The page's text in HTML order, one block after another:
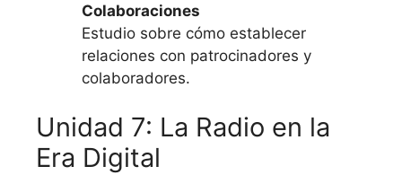
Colaboraciones
Estudio sobre cómo establecer
relaciones con patrocinadores y
colaboradores.
Unidad 7: La Radio en la
Era Digital